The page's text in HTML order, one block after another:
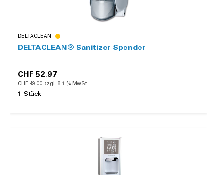
DELTACLEAN
DELTACLEAN® Sanitizer Spender
CHF 52.97
CHF 49.00 zzgl. 8.1 % MwSt.
1 Stück
Details